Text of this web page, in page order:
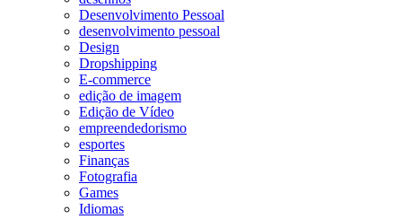
Desenvolvimento Pessoal
desenvolvimento pessoal
Design
Dropshipping
E-commerce
edição de imagem
Edição de Vídeo
empreendedorismo
esportes
Finanças
Fotografia
Games
Idiomas